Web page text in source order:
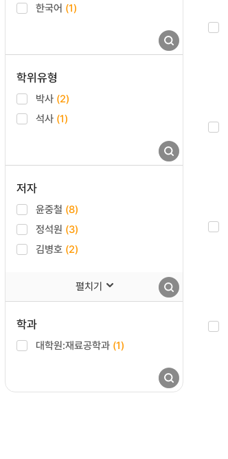
한국어 (1)
학위유형
박사 (2)
석사 (1)
저자
윤중철 (8)
정석원 (3)
김병호 (2)
펼치기
학과
대학원:재료공학과 (1)